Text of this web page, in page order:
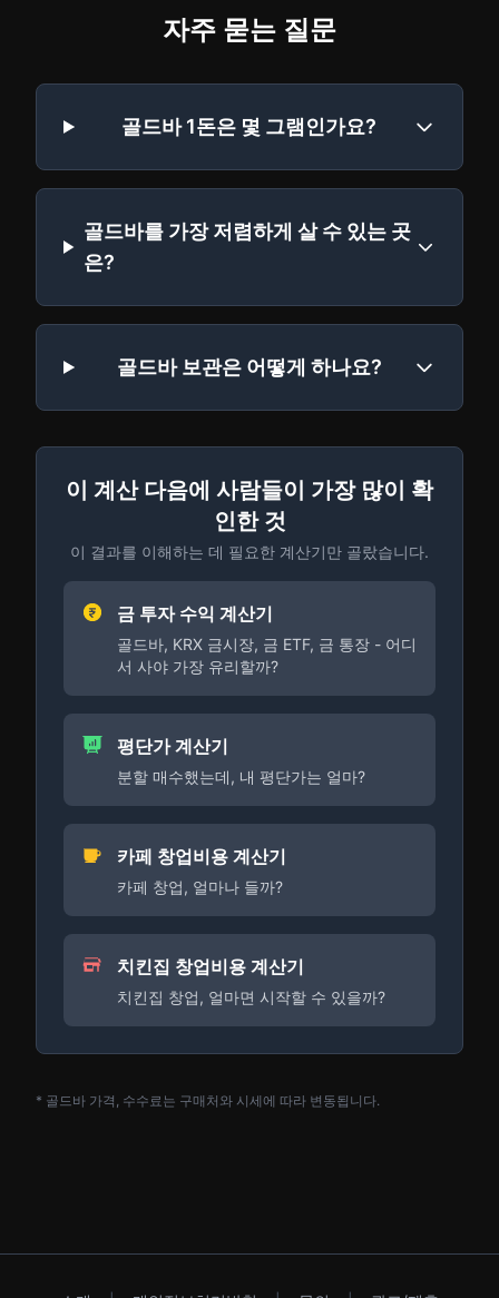
자주 묻는 질문
골드바 1돈은 몇 그램인가요?
골드바를 가장 저렴하게 살 수 있는 곳
은?
골드바 보관은 어떻게 하나요?
이 계산 다음에 사람들이 가장 많이 확
인한 것
이 결과를 이해하는 데 필요한 계산기만 골랐습니다.
금 투자 수익 계산기
골드바, KRX 금시장, 금 ETF, 금 통장 - 어디
서 사야 가장 유리할까?
평단가 계산기
분할 매수했는데, 내 평단가는 얼마?
카페 창업비용 계산기
카페 창업, 얼마나 들까?
치킨집 창업비용 계산기
치킨집 창업, 얼마면 시작할 수 있을까?
* 골드바 가격, 수수료는 구매처와 시세에 따라 변동됩니다.